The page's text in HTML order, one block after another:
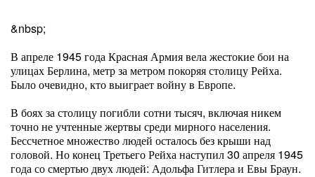
&nbsp;
В апреле 1945 года Красная Армия вела жестокие бои на
улицах Берлина, метр за метром покоряя столицу Рейха.
Было очевидно, кто выиграет войну в Европе.
В боях за столицу погибли сотни тысяч, включая никем
точно не учтенные жертвы среди мирного населения.
Бессчетное множество людей осталось без крыши над
головой. Но конец Третьего Рейха наступил 30 апреля 1945
года со смертью двух людей: Адольфа Гитлера и Евы Браун.